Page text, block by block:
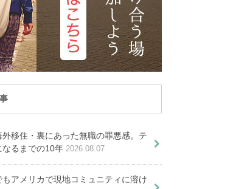
オセアニア
ア
トンガ
ンド
パラオ共和国
駐在員から現地企業へ転
職 シンガポールIT系移
住の現在
必要？小中高や大学な
すべき５つのポイント
外移住・裏にあった無職の罪悪感。テ
なるまでの10年 2026.08.07
もアメリカで現地コミュニティに溶け